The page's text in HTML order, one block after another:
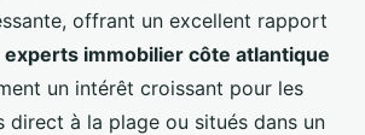
offrant un excellent rapport
experts immobilier côte atlantique
un intérêt croissant pour les
direct à la plage ou situés dans un